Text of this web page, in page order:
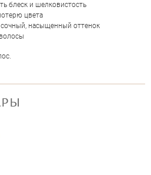
блеск и шелковистость
цвета
насыщенный оттенок